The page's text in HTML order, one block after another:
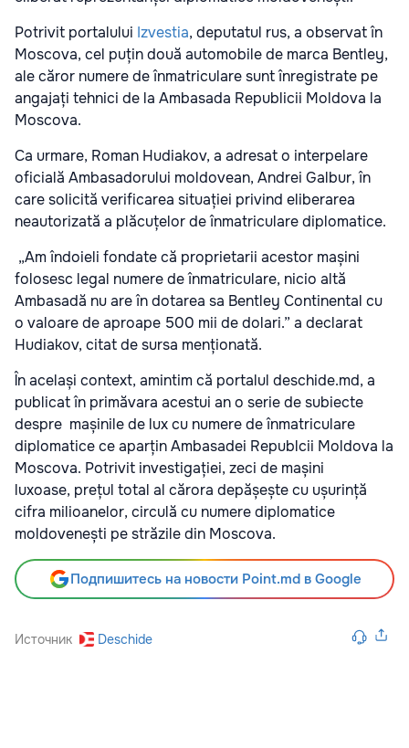
Potrivit portalului Izvestia, deputatul rus, a observat în
Moscova, cel puțin două automobile de marca Bentley,
ale căror numere de înmatriculare sunt înregistrate pe
angajați tehnici de la Ambasada Republicii Moldova la
Moscova.
Ca urmare, Roman Hudiakov, a adresat o interpelare
oficială Ambasadorului moldovean, Andrei Galbur, în
care solicită verificarea situației privind eliberarea
neautorizată a plăcuțelor de înmatriculare diplomatice.
„Am îndoieli fondate că proprietarii acestor mașini
folosesc legal numere de înmatriculare, nicio altă
Ambasadă nu are în dotarea sa Bentley Continental cu
o valoare de aproape 500 mii de dolari.” a declarat
Hudiakov, citat de sursa menționată.
În același context, amintim că portalul deschide.md, a
publicat în primăvara acestui an o serie de subiecte
despre mașinile de lux cu numere de înmatriculare
diplomatice ce aparțin Ambasadei Republcii Moldova la
Moscova. Potrivit investigației, zeci de mașini
luxoase, prețul total al cărora depășește cu ușurință
cifra milioanelor, circulă cu numere diplomatice
moldovenești pe străzile din Moscova.
Подпишитесь на новости Point.md в Google
Источник Deschide